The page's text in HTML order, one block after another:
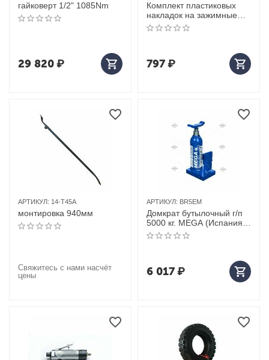
гайковерт 1/2" 1085Nm
29 820₽
Комплект пластиковых
накладок на зажимные
кулачки (8шт.) KraftWell
(КНР) арт. X000144
797₽
АРТИКУЛ: 14-T45A
монтировка 940мм
Свяжитесь с нами насчёт
цены
АРТИКУЛ: BR5EM
Домкрат бутылочный г/п
5000 кг. MEGA (Испания)
арт. BR5EM
6 017₽